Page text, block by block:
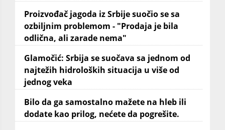
Proizvođač jagoda iz Srbije suočio se sa
ozbiljnim problemom - "Prodaja je bila
odlična, ali zarade nema"
Glamočić: Srbija se suočava sa jednom od
najtežih hidroloških situacija u više od
jednog veka
Bilo da ga samostalno mažete na hleb ili
dodate kao prilog, nećete da pogrešite.